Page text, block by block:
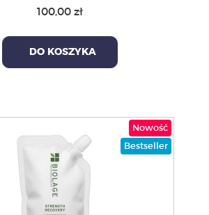
100,00 zł
DO KOSZYKA
Nowość
Bestseller